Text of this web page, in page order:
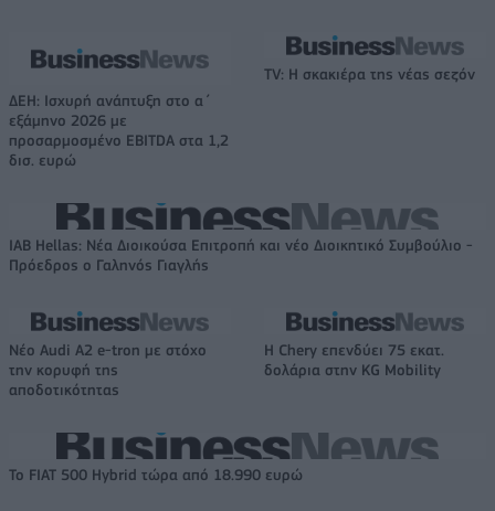
ΔΕΗ: Ισχυρή ανάπτυξη στο α΄
εξάμηνο 2026 με
προσαρμοσμένο EBITDA στα 1,2
δισ. ευρώ
TV: Η σκακιέρα της νέας σεζόν
IAB Hellas: Νέα Διοικούσα Επιτροπή και νέο Διοικητικό Συμβούλιο -
Πρόεδρος ο Γαληνός Γιαγλής
Νέο Audi A2 e-tron με στόχο
την κορυφή της
αποδοτικότητας
Η Chery επενδύει 75 εκατ.
δολάρια στην KG Mobility
Το FIAT 500 Hybrid τώρα από 18.990 ευρώ